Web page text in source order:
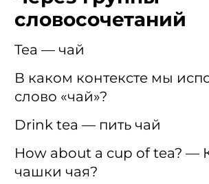
словосочетаний
Tea — чай
В каком контексте мы
слово «чай»?
Drink tea — пить чай
How about a cup of tea? —
чашки чая?